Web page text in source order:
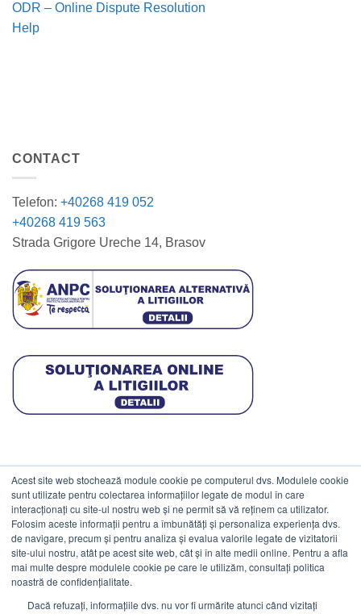
Acest site web stochează module cookie pe computerul dvs. Modulele cookie
sunt utilizate pentru colectarea informațiilor legate de modul în care
interacționați cu site-ul nostru web și ne permit să vă reținem ca utilizator.
Folosim aceste informații pentru a îmbunătăți și personaliza experiența dvs.
de navigare, precum și pentru analiza și evalua valorile legate de vizitatorii
site-ului nostru, atât pe acest site web, cât și în alte medii online. Pentru a afla
mai multe despre modulele cookie pe care le utilizăm, consultați politica
noastră de confidențialitate.
Dacă refuzați, informațiile dvs. nu vor fi urmărite atunci când vizitați
ODR – Online Dispute Resolution
Help
CONTACT
Telefon: +40268 419 052
+40268 419 563
Strada Grigore Ureche 14, Brasov
DATE COMERCIALE
ESTICO S.R.L.
CIF: RO1094402.
Reg.Com: J08/469/1991.